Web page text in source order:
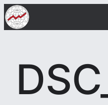
Skip
to
content